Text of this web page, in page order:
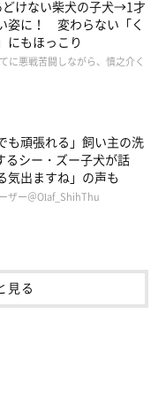
どけない柴犬の子犬→1才
姿に！ 変わらない「く
にもほっこり
に悪戦苦闘しながら、慎之介く
も頑張れる」飼い主の洗
るシー・ズー子犬が話
気出ますね」の声も
ザー＠Olaf_ShihThu
見る